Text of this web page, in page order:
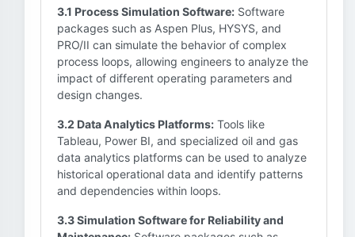
3.1 Process Simulation Software: Software
packages such as Aspen Plus, HYSYS, and
PRO/II can simulate the behavior of complex
process loops, allowing engineers to analyze the
impact of different operating parameters and
design changes.
3.2 Data Analytics Platforms: Tools like
Tableau, Power BI, and specialized oil and gas
data analytics platforms can be used to analyze
historical operational data and identify patterns
and dependencies within loops.
3.3 Simulation Software for Reliability and